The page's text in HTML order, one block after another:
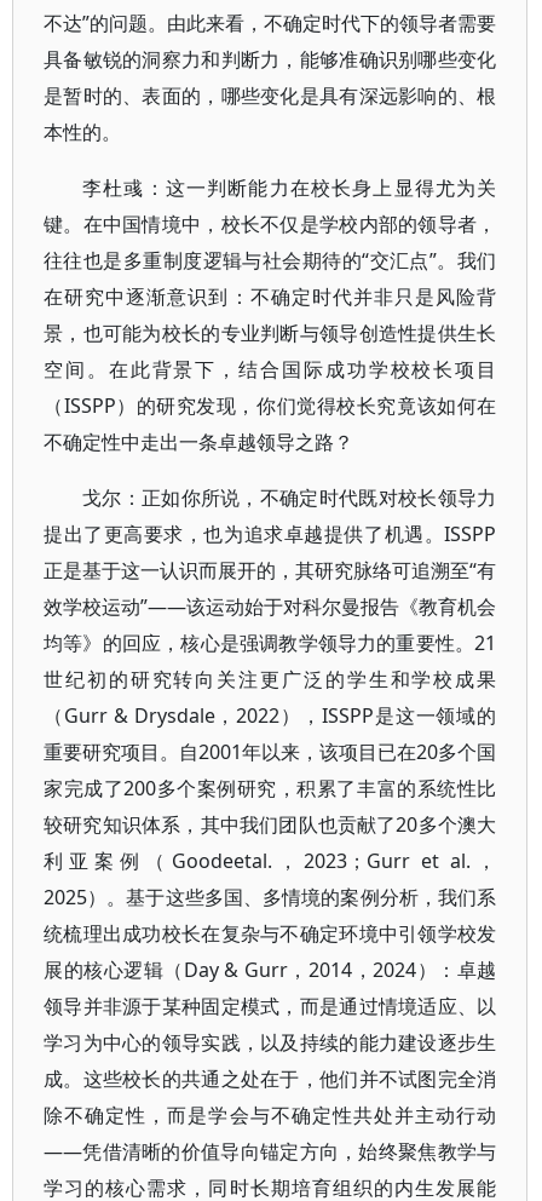
不达”的问题。由此来看，不确定时代下的领导者需要
具备敏锐的洞察力和判断力，能够准确识别哪些变化
是暂时的、表面的，哪些变化是具有深远影响的、根
本性的。
李杜彧：这一判断能力在校长身上显得尤为关
键。在中国情境中，校长不仅是学校内部的领导者，
往往也是多重制度逻辑与社会期待的“交汇点”。我们
在研究中逐渐意识到：不确定时代并非只是风险背
景，也可能为校长的专业判断与领导创造性提供生长
空间。在此背景下，结合国际成功学校校长项目
（ISSPP）的研究发现，你们觉得校长究竟该如何在
不确定性中走出一条卓越领导之路？
戈尔：正如你所说，不确定时代既对校长领导力
提出了更高要求，也为追求卓越提供了机遇。ISSPP
正是基于这一认识而展开的，其研究脉络可追溯至“有
效学校运动”——该运动始于对科尔曼报告《教育机会
均等》的回应，核心是强调教学领导力的重要性。21
世纪初的研究转向关注更广泛的学生和学校成果
（Gurr & Drysdale，2022），ISSPP是这一领域的
重要研究项目。自2001年以来，该项目已在20多个国
家完成了200多个案例研究，积累了丰富的系统性比
较研究知识体系，其中我们团队也贡献了20多个澳大
利亚案例（Goodeetal.，2023；Gurr et al.，
2025）。基于这些多国、多情境的案例分析，我们系
统梳理出成功校长在复杂与不确定环境中引领学校发
展的核心逻辑（Day & Gurr，2014，2024）：卓越
领导并非源于某种固定模式，而是通过情境适应、以
学习为中心的领导实践，以及持续的能力建设逐步生
成。这些校长的共通之处在于，他们并不试图完全消
除不确定性，而是学会与不确定性共处并主动行动
——凭借清晰的价值导向锚定方向，始终聚焦教学与
学习的核心需求，同时长期培育组织的内生发展能